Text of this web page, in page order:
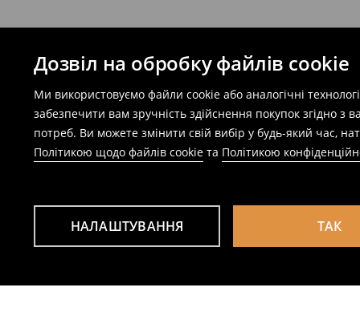
Дозвіл на обробку файлів cookie
Ми використовуємо файли cookie або аналогічні
забезпечити вам зручність здійснення покупок згідно
потреб. Ви можете змінити свій вибір у будь-який час,
Політикою щодо файлів cookie та Політикою
НАЛАШТУВАННЯ ТАК